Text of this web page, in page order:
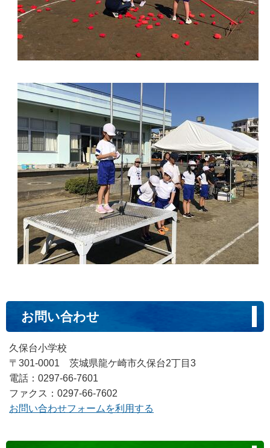
お問い合わせ
久保台小学校
〒301-0001 茨城県龍ケ崎市久保台2丁目3
電話：0297-66-7601
ファクス：0297-66-7602
お問い合わせフォームを利用する